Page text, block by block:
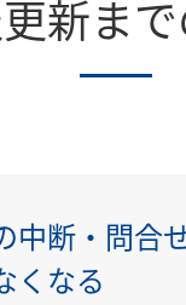
新ま
中断・問合
くなる